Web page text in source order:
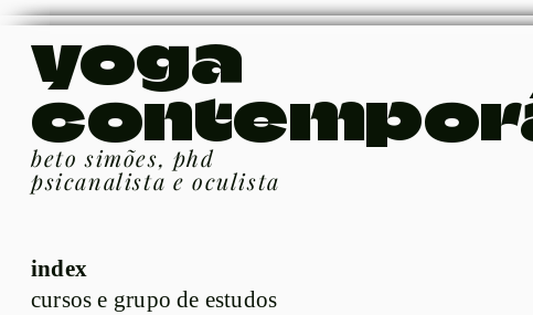
yoga
beto simões, phd
psicanalista e oculista
index
cursos e grupo de estudos